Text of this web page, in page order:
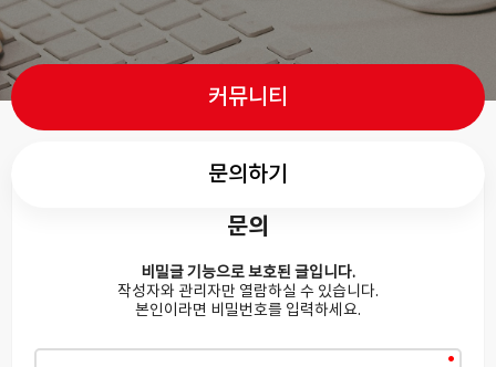
커뮤니티
문의하기
문의
비밀글 기능으로 보호된 글입니다.
작성자와 관리자만 열람하실 수 있습니다.
본인이라면 비밀번호를 입력하세요.